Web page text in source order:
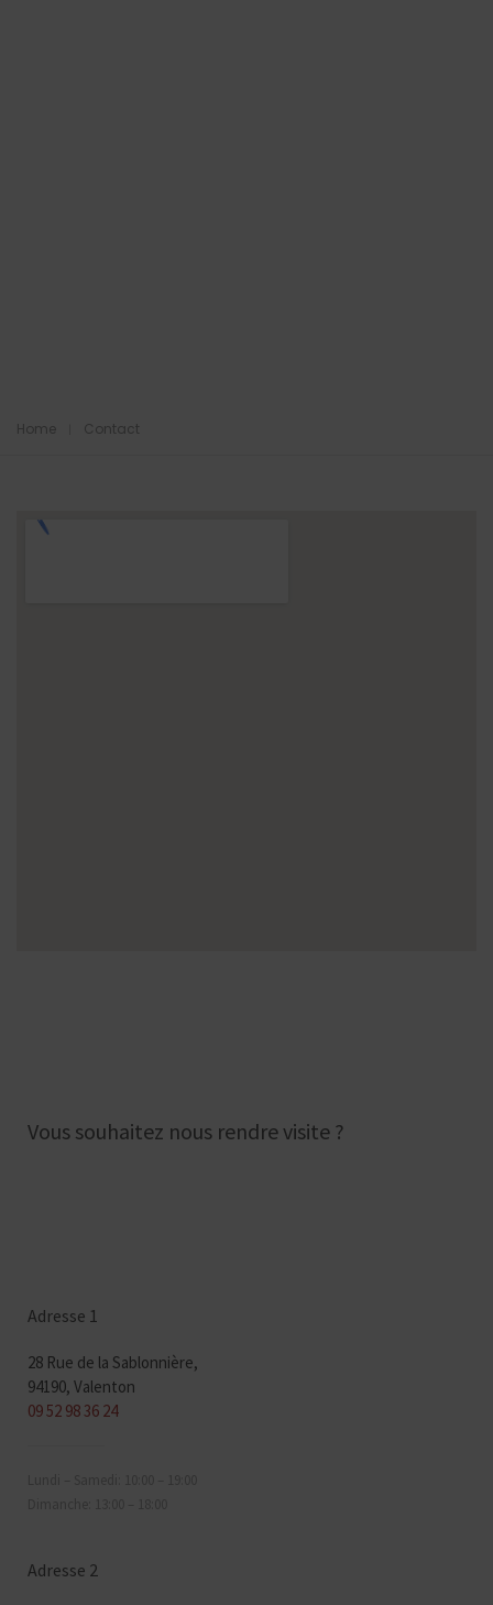
Home Contact
Vous souhaitez nous rendre visite ?
Adresse 1
28 Rue de la Sablonnière,
94190, Valenton
09 52 98 36 24
Adresse 2